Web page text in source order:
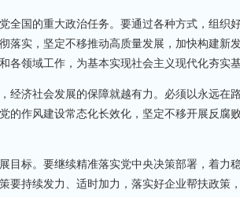
国的重大政治任务。要通过各种方式，组织好
落实，坚定不移推动高质量发展，加快构建新
各领域工作，为基本实现社会主义现代化夯实基
济社会发展的保障就越有力。必须以永远在
作风建设常态化长效化，坚定不移开展反腐
标。要继续精准落实党中央决策部署，着力稳
要持续发力、适时加力，落实好企业帮扶政策